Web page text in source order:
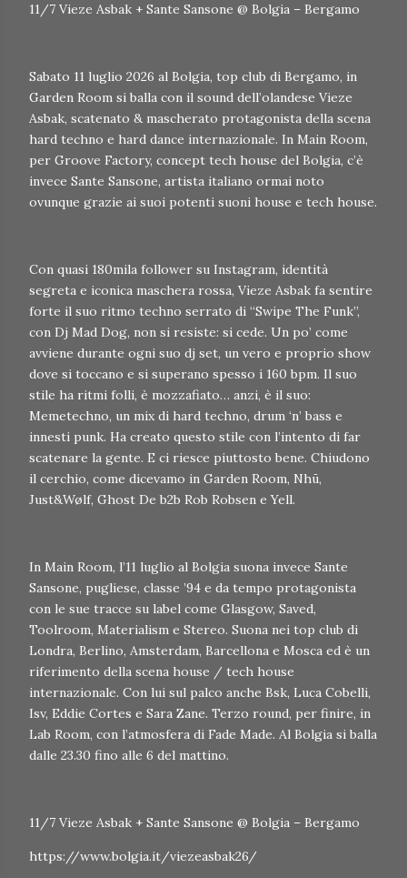
11/7 Vieze Asbak + Sante Sansone @ Bolgia – Bergamo
Sabato 11 luglio 2026 al Bolgia, top club di Bergamo, in
Garden Room si balla con il sound dell’olandese Vieze
Asbak, scatenato & mascherato protagonista della scena
hard techno e hard dance internazionale. In Main Room,
per Groove Factory, concept tech house del Bolgia, c’è
invece Sante Sansone, artista italiano ormai noto
ovunque grazie ai suoi potenti suoni house e tech house.
Con quasi 180mila follower su Instagram, identità
segreta e iconica maschera rossa, Vieze Asbak fa sentire
forte il suo ritmo techno serrato di “Swipe The Funk”,
con Dj Mad Dog, non si resiste: si cede. Un po’ come
avviene durante ogni suo dj set, un vero e proprio show
dove si toccano e si superano spesso i 160 bpm. Il suo
stile ha ritmi folli, è mozzafiato… anzi, è il suo:
Memetechno, un mix di hard techno, drum ‘n’ bass e
innesti punk. Ha creato questo stile con l’intento di far
scatenare la gente. E ci riesce piuttosto bene. Chiudono
il cerchio, come dicevamo in Garden Room, Nhū,
Just&Wølf, Ghost De b2b Rob Robsen e Yell.
In Main Room, l’11 luglio al Bolgia suona invece Sante
Sansone, pugliese, classe ’94 e da tempo protagonista
con le sue tracce su label come Glasgow, Saved,
Toolroom, Materialism e Stereo. Suona nei top club di
Londra, Berlino, Amsterdam, Barcellona e Mosca ed è un
riferimento della scena house / tech house
internazionale. Con lui sul palco anche Bsk, Luca Cobelli,
Isv, Eddie Cortes e Sara Zane. Terzo round, per finire, in
Lab Room, con l’atmosfera di Fade Made. Al Bolgia si balla
dalle 23.30 fino alle 6 del mattino.
11/7 Vieze Asbak + Sante Sansone @ Bolgia – Bergamo
https://www.bolgia.it/viezeasbak26/